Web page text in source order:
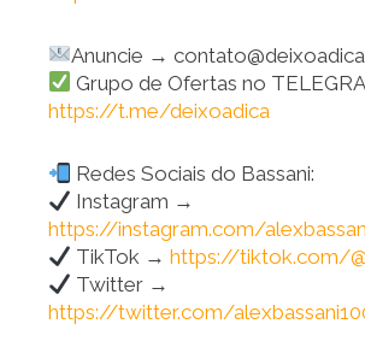
Anuncie →
Grupo de Ofertas no
https://t.me/deixoadica
Redes Sociais do Bassani:
Instagram →
https://instagram.com/
TikTok →https://tiktok.com/
Twitter →
https://twitter.com/